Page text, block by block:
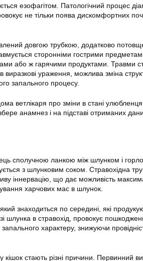
езофагітом. Патологічний процес
не тільки поява дискомфортних
довгою трубкою, додатково
сторонніми гострими
або ж гарячими продуктами. Травми
виразкові ураження, можлива зміна
запального процесу.
ветлікаря про зміни в стані улюбленця.
анамнез і на підставі отриманих
сполучною ланкою між шлунком і
з шлунковим соком. Стравохідна
іннервацію, що дає можливість
харчових мас в шлунок.
знаходиться по середині, які
шлунка в стравохід, провокує
характеру, знижуючи
стають різні причини. Первинний